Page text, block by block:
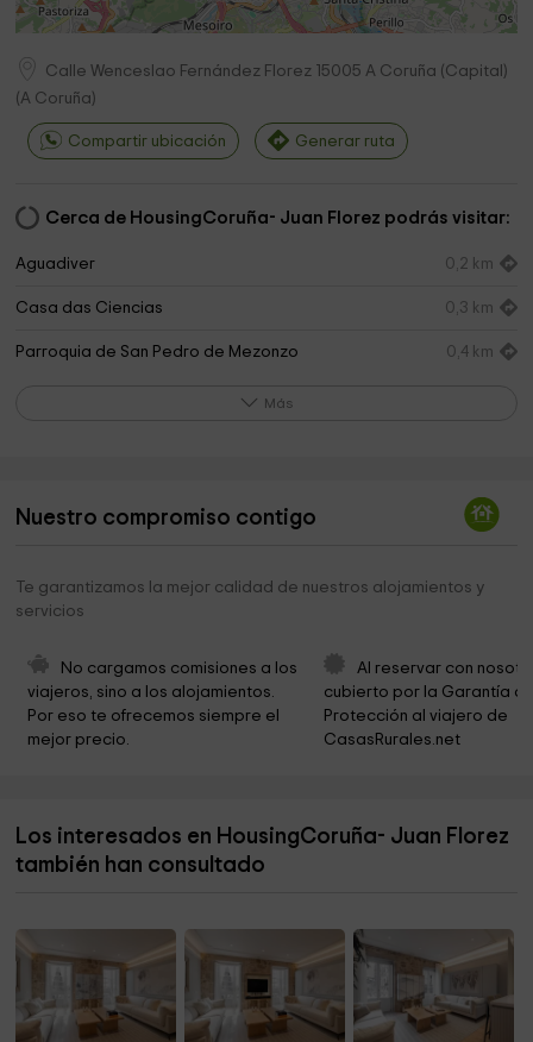
Calle Wenceslao Fernández Florez 15005A Coruña (Capital)
(A Coruña)
Compartir ubicación Generar ruta
Cerca de HousingCoruña- Juan Florez podrás visitar:
Aguadiver 0,2 km
Casa das Ciencias 0,3 km
Parroquia de San Pedro de Mezonzo 0,4 km
Fundación Pedro Barrié de la Maza 0,8 km
Iglesia de San Nicolás
Parroquia de María Auxiliadora
Museo de Belas Artes da Coruña
Casa - Museo Emilia Pardo Bazán 1,4 km
MUNCYT 1,6 km
Más
Nuestro compromiso contigo
Te garantizamos la mejor calidad de nuestros alojamientos y
servicios
No cargamos comisiones a los
viajeros, sino a los alojamientos.
Por eso te ofrecemos siempre el
mejor precio.
Al reservar con
cubierto por la Garantía
Protección al viajero de
CasasRurales.net
Los interesados en HousingCoruña- Juan Florez
también han consultado